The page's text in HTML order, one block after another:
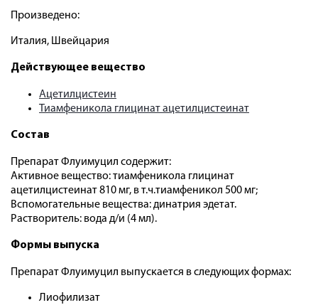
Произведено:
Италия, Швейцария
Действующее вещество
Ацетилцистеин
Тиамфеникола глицинат ацетилцистеинат
Состав
Препарат Флуимуцил содержит:
Активное вещество: тиамфеникола глицинат
ацетилцистеинат 810 мг, в т.ч.тиамфеникол 500 мг;
Вспомогательные вещества: динатрия эдетат.
Растворитель: вода д/и (4 мл).
Формы выпуска
Препарат Флуимуцил выпускается в следующих формах:
Лиофилизат